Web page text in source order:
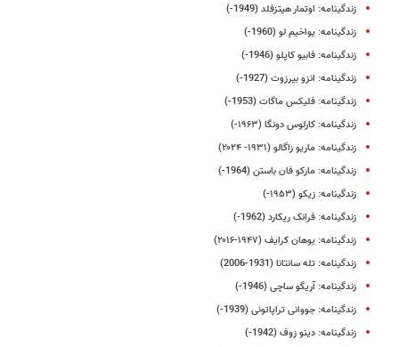
زندگینامه: اوتمار هیتزفلد (1949-)
زندگینامه: یواخیم لو (1960-)
زندگینامه: فابیو کاپلو (1946-)
زندگینامه: انزو بیرزوت (1927-)
زندگینامه: فلیکس ماگات (1953-)
زندگینامه: کارلوس دونگا (۱۹۶۳-)
زندگینامه: ماریو زاگالو (۱۹۳۱- ۲۰۲۴)
زندگینامه: مارکو فان باستن (1964-)
زندگینامه: زیکو (۱۹۵۳-)
زندگینامه: فرانک ریکارد (1962-)
زندگینامه: یوهان کرایف (۱۹۴۷-۲۰۱۶)
زندگینامه: تله سانتانا (1931-2006)
زندگینامه: آریگو ساچی (1946-)
زندگینامه: جووانی تراپاتونی (1939-)
زندگینامه: دینو زوف (1942-)